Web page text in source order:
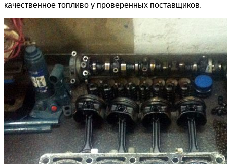
качественное топливо у проверенных поставщиков.